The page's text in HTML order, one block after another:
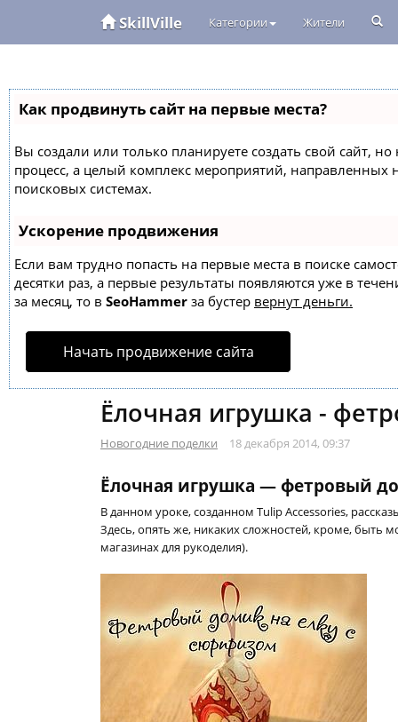
SkillVille Категории Жители
Как продвинуть сайт на первые места?
Вы создали или только планируете создать свой сайт,
процесс, а целый комплекс мероприятий,
поисковых системах.
Ускорение продвижения
Если вам трудно попасть на первые места в поиске
десятки раз, а первые результаты появляются уже в
за месяц, то в SeoHammer за бустер вернут деньги.
Начать продвижение сайта
Ёлочная игрушка -
Новогодние поделки 18 декабря 2014, 09:37
Ёлочная игрушка — фетровый
В данном уроке, созданном Tulip Accessories,
Здесь, опять же, никаких сложностей, кроме, быть
магазинах для рукоделия).